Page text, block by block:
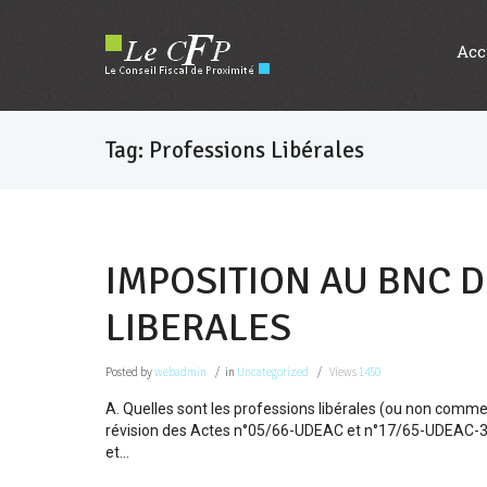
Tag: Professions Libérales
IMPOSITION AU BNC
LIBERALES
Posted bywebadmin in Uncategorized Views1450
A. Quelles sont les professions libérales (ou non
révision des Actes n°05/66-UDEAC et n°17/65-
et...